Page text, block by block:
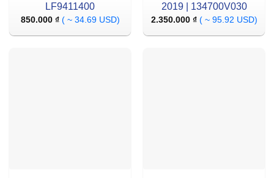
LF9411400
850.000 ₫ ( ~ 34.69 USD)
2019 | 134700V030
2.350.000 ₫ ( ~ 95.92 USD)